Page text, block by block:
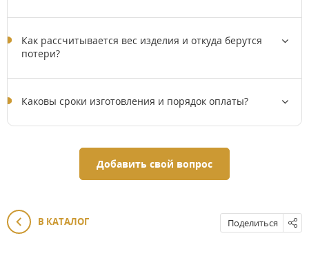
Как рассчитывается вес изделия и откуда берутся
потери?
Каковы сроки изготовления и порядок оплаты?
Добавить свой вопрос
В КАТАЛОГ Поделиться